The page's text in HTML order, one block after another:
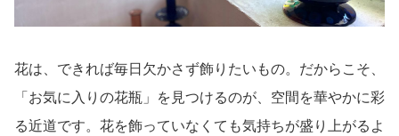
花は、できれば毎日欠かさず飾りたいもの。だからこそ、
「お気に入りの花瓶」を見つけるのが、空間を華やかに彩
る近道です。花を飾っていなくても気持ちが盛り上がるよ